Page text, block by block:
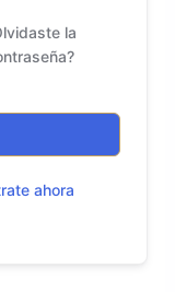
la
ahora